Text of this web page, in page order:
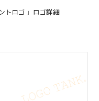
トロゴ 」ロゴ詳細